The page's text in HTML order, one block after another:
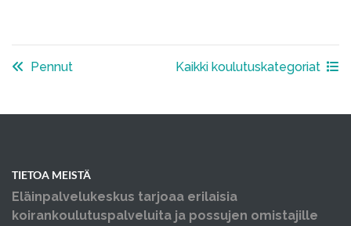
Pennut Kaikki koulutuskategoriat
TIETOA MEISTÄ
Eläinpalvelukeskus tarjoaa erilaisia
koirankoulutuspalveluita ja possujen omistajille